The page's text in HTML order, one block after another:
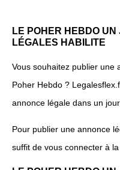
LE POHER HEBDO
LÉGALES HABILITE
Vous souhaitez publier une
Poher Hebdo ?
annonce légale dans un
Pour publier une annonce
suffit de vous connecter à